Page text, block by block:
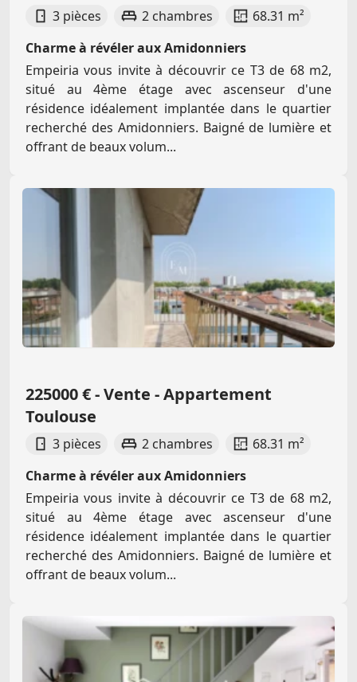
3 pièces 2 chambres
68.31 m²
Charme à révéler aux Amidonniers
Empeiria vous invite à découvrir ce T3 de 68 m2,
situé au 4ème étage avec ascenseur d'une
résidence idéalement implantée dans le quartier
recherché des Amidonniers. Baigné de lumière et
offrant de beaux volum...
225000 € - Vente - Appartement
Toulouse
3 pièces 2 chambres
68.31 m²
Charme à révéler aux Amidonniers
Empeiria vous invite à découvrir ce T3 de 68 m2,
situé au 4ème étage avec ascenseur d'une
résidence idéalement implantée dans le quartier
recherché des Amidonniers. Baigné de lumière et
offrant de beaux volum...